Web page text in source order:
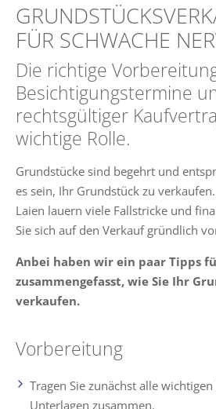
FÜR SCHWACHE
Die richtige
Besichtigungstermine
rechtsgültiger
wichtige Rolle.
Grundstücke sind begehrt und
es sein, Ihr Grundstück zu
Laien lauern viele Fallstricke und
Sie sich auf den Verkauf gründlich
Anbei haben wir ein paar Tipps
zusammengefasst, wie Sie Ihr
verkaufen.
Vorbereitung
Tragen Sie zunächst alle
Unterlagen zusammen.